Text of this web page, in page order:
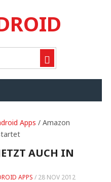
Apps / Amazon
AUCH IN
APPS / 28 NOV 2012